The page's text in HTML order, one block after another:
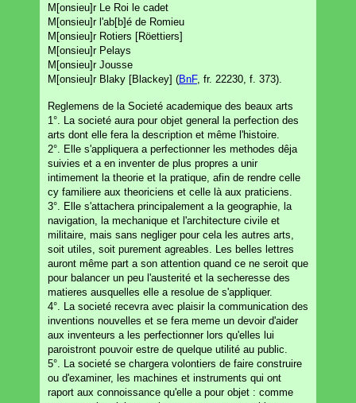
M[onsieu]r Le Roi le cadet
M[onsieu]r l'ab[b]é de Romieu
M[onsieu]r Rotiers [Röettiers]
M[onsieu]r Pelays
M[onsieu]r Jousse
M[onsieu]r Blaky [Blackey] (BnF, fr. 22230, f. 373).
Reglemens de la Societé academique des beaux arts
1°. La societé aura pour objet general la perfection des
arts dont elle fera la description et même l'histoire.
2°. Elle s'appliquera a perfectionner les methodes dêja
suivies et a en inventer de plus propres a unir
intimement la theorie et la pratique, afin de rendre celle
cy familiere aux theoriciens et celle là aux praticiens.
3°. Elle s'attachera principalement a la geographie, la
navigation, la mechanique et l'architecture civile et
militaire, mais sans negliger pour cela les autres arts,
soit utiles, soit purement agreables. Les belles lettres
auront même part a son attention quand ce ne seroit que
pour balancer un peu l'austerité et la secheresse des
matieres ausquelles elle a resolue de s'appliquer.
4°. La societé recevra avec plaisir la communication des
inventions nouvelles et se fera meme un devoir d'aider
aux inventeurs a les perfectionner lors qu'elles lui
paroistront pouvoir estre de quelque utilité au public.
5°. La societé se chargera volontiers de faire construire
ou d'examiner, les machines et instruments qui ont
raport aux connoissance qu'elle a pour objet : comme